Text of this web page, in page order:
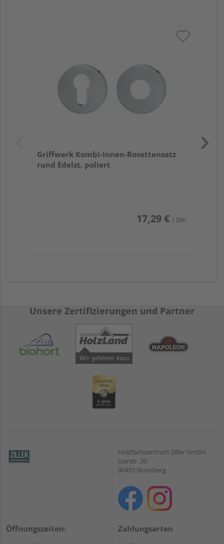
Griffwerk Kombi-Innen-Rosettensatz
rund Edelst. poliert
17,29 € / Stk.
Unsere Zertifizierungen und Partner
Holzfachzentrum Ziller GmbH
Isarstr. 30
90451 Nürnberg
Öffnungszeiten: Zahlungsarten